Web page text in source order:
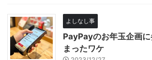
よしなし事
PayPayのお年玉企画
まったワケ